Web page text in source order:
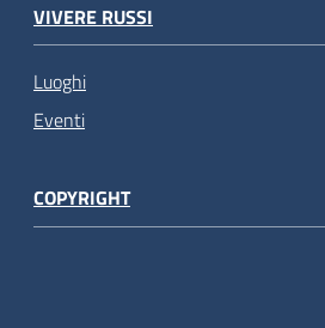
VIVERE RUSSI
Luoghi
Eventi
COPYRIGHT